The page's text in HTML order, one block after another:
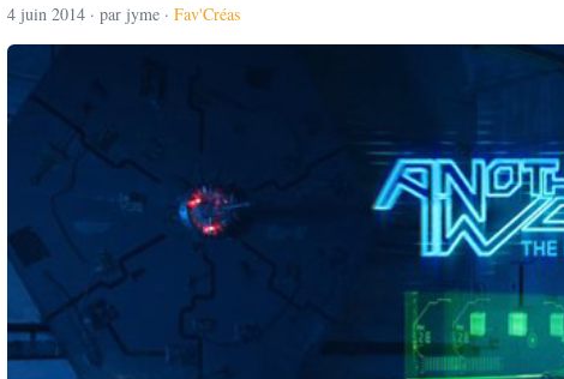
4 juin 2014 · par jyme · Fav'Créas